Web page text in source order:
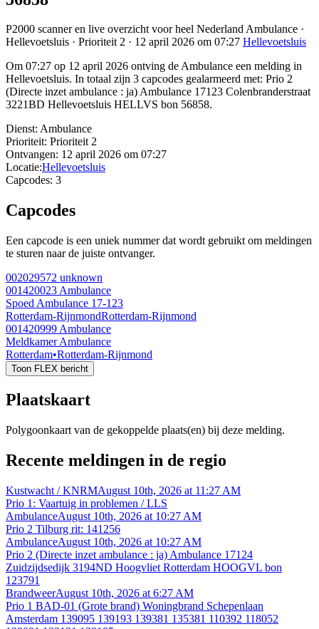
P2000 scanner en live overzicht voor heel Nederland Ambulance ·
Hellevoetsluis · Prioriteit 2 · 12 april 2026 om 07:27 Hellevoetsluis
Om 07:27 op 12 april 2026 ontving de Ambulance een melding in
Hellevoetsluis. In totaal zijn 3 capcodes gealarmeerd met: Prio 2
(Directe inzet ambulance : ja) Ambulance 17123 Colenbranderstraat
3221BD Hellevoetsluis HELLVS bon 56858.
Dienst: Ambulance
Prioriteit: Prioriteit 2
Ontvangen: 12 april 2026 om 07:27
Locatie:Hellevoetsluis
Capcodes: 3
Capcodes
Een capcode is een uniek nummer dat wordt gebruikt om meldingen
te sturen naar de juiste ontvanger.
002029572 unknown
001420023 Ambulance
Spoed Ambulance 17-123
Rotterdam-RijnmondRotterdam-Rijnmond
001420999 Ambulance
Meldkamer Ambulance
Rotterdam•Rotterdam-Rijnmond
Toon FLEX bericht
Plaatskaart
Polygoonkaart van de gekoppelde plaats(en) bij deze melding.
Recente meldingen in de regio
Kustwacht / KNRMAugust 10th, 2026 at 11:27 AM
Prio 1: Vaartuig in problemen / LLS
AmbulanceAugust 10th, 2026 at 10:27 AM
Prio 2 Tilburg rit: 141256
AmbulanceAugust 10th, 2026 at 10:27 AM
Prio 2 (Directe inzet ambulance : ja) Ambulance 17124
Zuidzijdsedijk 3194ND Hoogvliet Rotterdam HOOGVL bon
123791
BrandweerAugust 10th, 2026 at 6:27 AM
Prio 1 BAD-01 (Grote brand) Woningbrand Schepenlaan
Amsterdam 139095 139193 139381 135381 110392 118052